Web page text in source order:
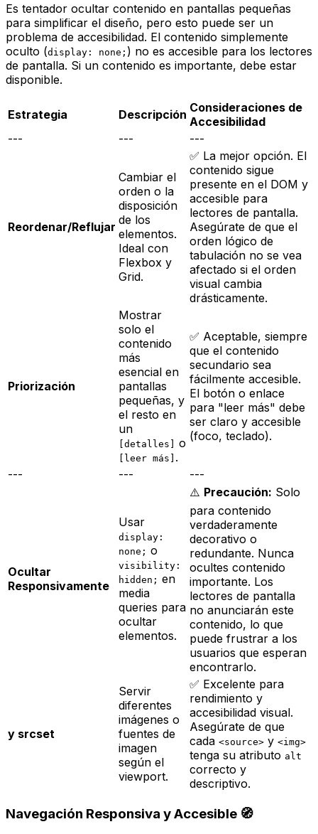
Es tentador ocultar contenido en pantallas pequeñas
para simplificar el diseño, pero esto puede ser un
problema de accesibilidad. El contenido simplemente
oculto (display: none; ) no es accesible para los lectores
de pantalla. Si un contenido es importante, debe estar
disponible.
Estrategia Descripción Consideraciones de
Accesibilidad
---
--- ---
Reordenar/Reflujar
Cambiar el
orden o la
disposición
de los
elementos.
Ideal con
Flexbox y
Grid.
✅ La mejor opción. El
contenido sigue
presente en el DOM y
accesible para
lectores de pantalla.
Asegúrate de que el
orden lógico de
tabulación no se vea
afectado si el orden
visual cambia
drásticamente.
Priorización
Mostrar
solo el
contenido
más
esencial en
pantallas
pequeñas, y
el resto en
un
[detalles] o
[leer más] .
✅ Aceptable, siempre
que el contenido
secundario sea
fácilmente accesible.
El botón o enlace
para "leer más" debe
ser claro y accesible
(foco, teclado).
--- --- ---
Ocultar
Responsivamente
Usar
display:
none; o
visibility:
hidden; en
media
queries para
ocultar
elementos.
⚠️ Precaución: Solo
para contenido
verdaderamente
decorativo o
redundante. Nunca
ocultes contenido
importante. Los
lectores de pantalla
no anunciarán este
contenido, lo que
puede frustrar a los
usuarios que esperan
encontrarlo.
y srcset
Servir
diferentes
imágenes o
fuentes de
imagen
según el
viewport.
✅ Excelente para
rendimiento y
accesibilidad visual.
Asegúrate de que
cada <source> y <img>
tenga su atributo alt
correcto y
descriptivo.
Navegación Responsiva y Accesible 🧭